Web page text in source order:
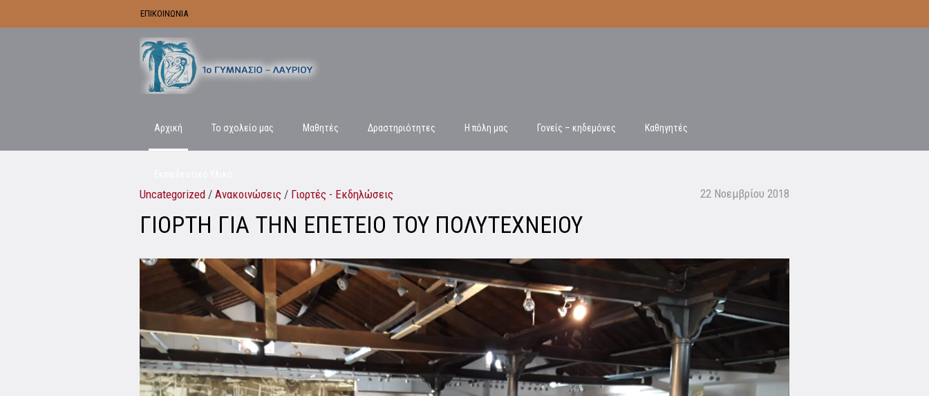
ΕΠΙΚΟΙΝΩΝΙΑ
Αρχική Το σχολείο μας Μαθητές Δραστηριότητες Η πόλη μας Γονείς – κηδεμόνες Καθηγητές
22 Νοεμβρίου 2018
Uncategorized / Ανακοινώσεις / Γιορτές - Εκδηλώσεις
ΓΙΟΡΤΗ ΓΙΑ ΤΗΝ ΕΠΕΤΕΙΟ ΤΟΥ ΠΟΛΥΤΕΧΝΕΙΟΥ